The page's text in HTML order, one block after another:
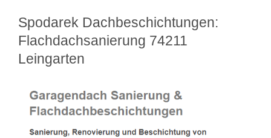
Spodarek Dachbeschichtungen:
Flachdachsanierung 74211
Leingarten